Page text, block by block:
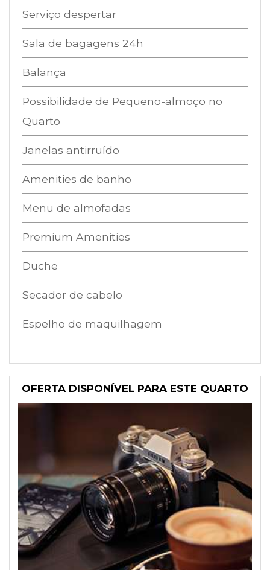
Serviço despertar
Sala de bagagens 24h
Balança
Possibilidade de Pequeno-almoço no
Quarto
Janelas antirruído
Amenities de banho
Menu de almofadas
Premium Amenities
Duche
Secador de cabelo
Espelho de maquilhagem
OFERTA DISPONÍVEL PARA ESTE QUARTO